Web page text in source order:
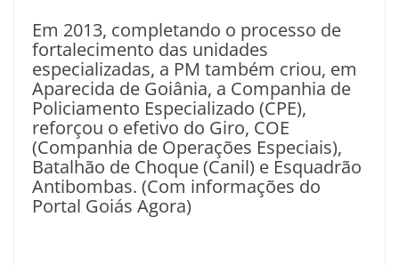
Em 2013, completando o processo de
fortalecimento das unidades
especializadas, a PM também criou, em
Aparecida de Goiânia, a Companhia de
Policiamento Especializado (CPE),
reforçou o efetivo do Giro, COE
(Companhia de Operações Especiais),
Batalhão de Choque (Canil) e Esquadrão
Antibombas. (Com informações do
Portal Goiás Agora)